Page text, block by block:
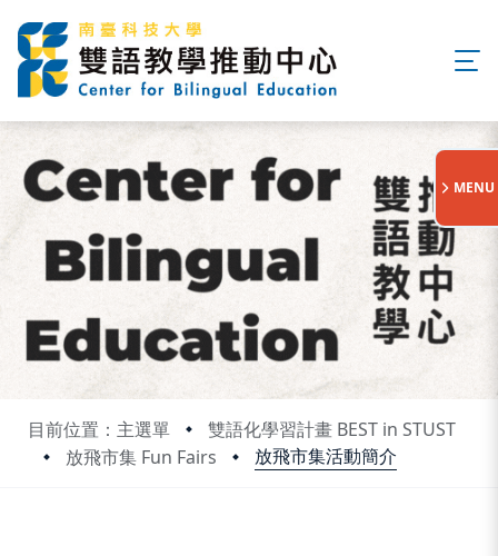
目前位置：主選單
雙語化學習計畫 BEST in STUST
放飛市集 Fun Fairs
放飛市集活動簡介
:::
MENU